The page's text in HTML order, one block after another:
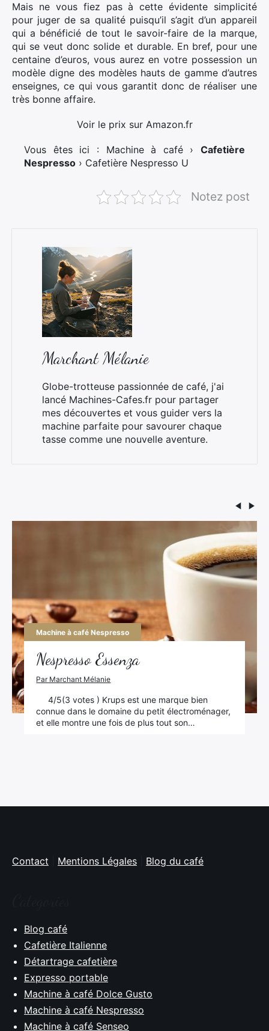
Mais ne vous fiez pas à cette évidente simplicité
pour juger de sa qualité puisqu’il s’agit d’un appareil
qui a bénéficié de tout le savoir-faire de la marque,
qui se veut donc solide et durable. En bref, pour une
centaine d’euros, vous aurez en votre possession un
modèle digne des modèles hauts de gamme d’autres
enseignes, ce qui vous garantit donc de réaliser une
très bonne affaire.
Voir le prix sur Amazon.fr
Vous êtes ici : Machine à café › Cafetière
Nespresso › Cafetière Nespresso U
Notez post
Marchant Mélanie
Globe-trotteuse passionnée de café, j'ai
lancé Machines-Cafes.fr pour partager
mes découvertes et vous guider vers la
machine parfaite pour savourer chaque
tasse comme une nouvelle aventure.
Machine à café Nespresso
Nespresso Essenza
Par Marchant Mélanie
4/5(3 votes ) Krups est une marque bien
connue dans le domaine du petit électroménager,
et elle montre une fois de plus tout son…
Contact Mentions Légales Blog du café
Blog café
Cafetière Italienne
Détartrage cafetière
Expresso portable
Machine à café Dolce Gusto
Machine à café Nespresso
Machine à café Senseo